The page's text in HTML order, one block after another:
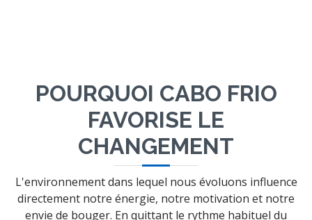
POURQUOI CABO FRIO
FAVORISE LE
CHANGEMENT
L'environnement dans lequel nous évoluons influence
directement notre énergie, notre motivation et notre
envie de bouger. En quittant le rythme habituel du